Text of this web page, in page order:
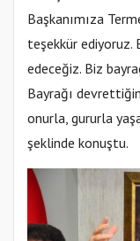
Başkanımıza
teşekkür ediyoruz.
edeceğiz. Biz
Bayrağı
onurla, gururla
şeklinde konuştu.